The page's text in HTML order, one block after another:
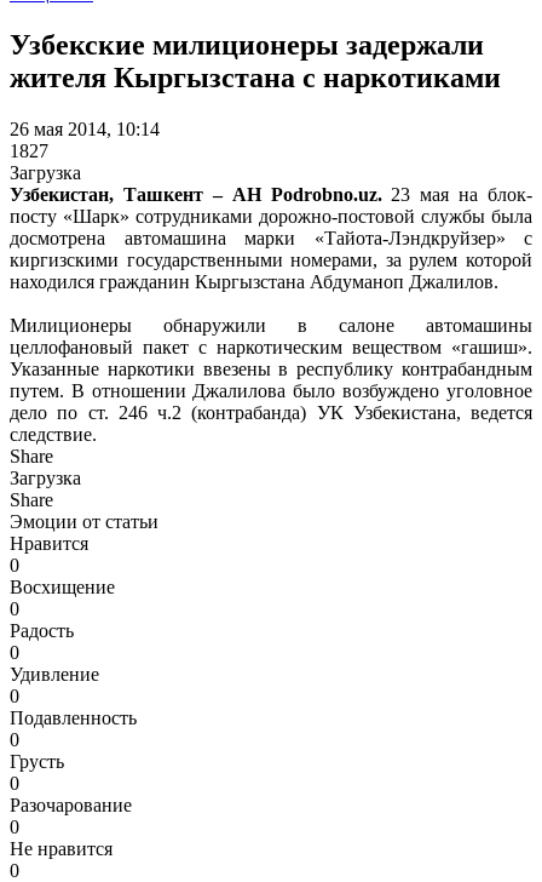
Узбекские милиционеры задержали
жителя Кыргызстана с наркотиками
26 мая 2014, 10:14
1827
Загрузка
Узбекистан, Ташкент – АН Podrobno.uz.23 мая на блок-
посту «Шарк» сотрудниками дорожно-постовой службы была
досмотрена автомашина марки «Тайота-Лэндкруйзер» с
киргизскими государственными номерами, за рулем которой
находился гражданин Кыргызстана Абдуманоп Джалилов.
Милиционеры обнаружили в салоне автомашины
целлофановый пакет с наркотическим веществом «гашиш».
Указанные наркотики ввезены в республику контрабандным
путем. В отношении Джалилова было возбуждено уголовное
дело по ст. 246 ч.2 (контрабанда) УК Узбекистана, ведется
следствие.
Share
Загрузка
Share
Эмоции от статьи
Нравится
0
Восхищение
0
Радость
0
Удивление
0
Подавленность
0
Грусть
0
Разочарование
0
Не нравится
0